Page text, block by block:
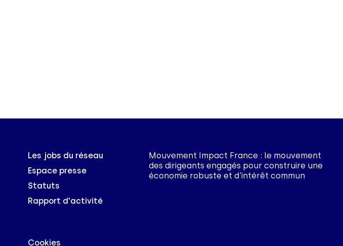
Les jobs du réseau
Espace presse
Statuts
Rapport d'activité
Cookies
Mouvement Impact France : le mouvement
des dirigeants engagés pour construire une
économie robuste et d'intérêt commun